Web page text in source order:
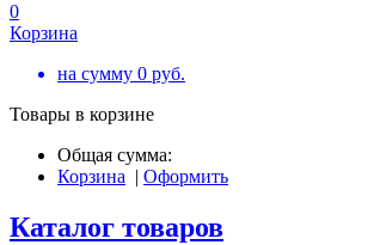
0
Корзина
на сумму 0 руб.
Товары в корзине
Общая сумма:
Корзина | Оформить
Каталог товаров